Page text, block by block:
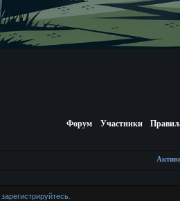
Форум Участники
зарегистрируйтесь.